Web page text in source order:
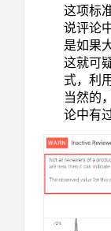
这项标
说评论
是如果
这就可
式，利
当然的
论中有